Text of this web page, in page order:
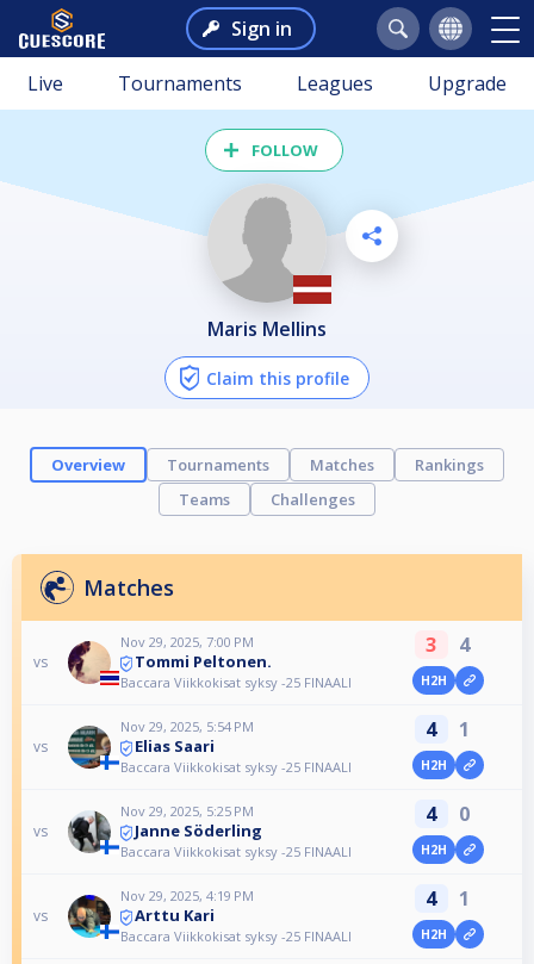
Sign in
Live Tournaments Leagues Upgrade
FOLLOW
Maris Mellins
Claim this profile
Overview Tournaments Matches
Rankings
Teams
Challenges
Matches
vs
Nov 29, 2025, 7:00 PM
Tommi Peltonen.
Baccara Viikkokisat syksy -25 FINAALI
3 4
H2H
vs
Nov 29, 2025, 5:54 PM
Elias Saari
Baccara Viikkokisat syksy -25 FINAALI
4 1
H2H
vs
Nov 29, 2025, 5:25 PM
Janne Söderling
Baccara Viikkokisat syksy -25 FINAALI
4 0
H2H
vs
Nov 29, 2025, 4:19 PM
Arttu Kari
Baccara Viikkokisat syksy -25 FINAALI
4 1
H2H